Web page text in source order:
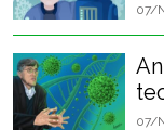
07/
07/